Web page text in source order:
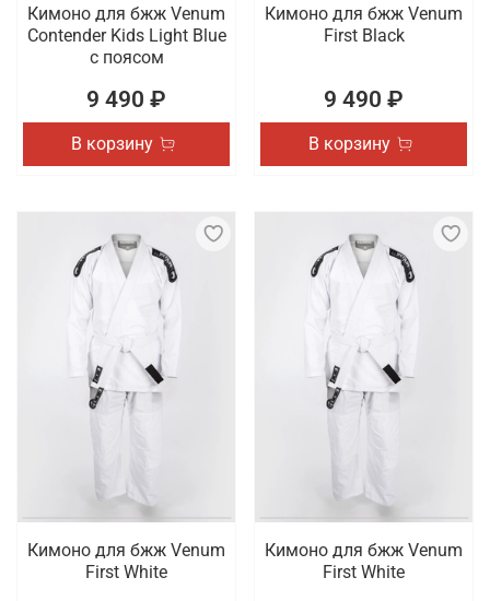
Кимоно для бжж Venum
Contender Kids Light Blue
с поясом
9 490 ₽
В корзину
Кимоно для бжж Venum
First Black
9 490 ₽
В корзину
Кимоно для бжж Venum
First White
Кимоно для бжж Venum
First White